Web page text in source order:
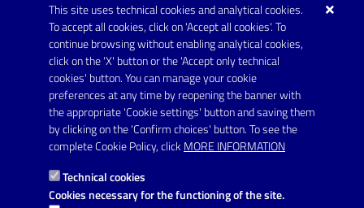
This site uses technical cookies and analytical cookies.
To accept all cookies, click on 'Accept all cookies'. To
continue browsing without enabling analytical cookies,
click on the 'X' button or the 'Accept only technical
cookies' button. You can manage your cookie
preferences at any time by reopening the banner with
the appropriate 'Cookie settings' button and saving them
by clicking on the 'Confirm choices' button. To see the
complete Cookie Policy, click MORE INFORMATION
Technical cookies
Cookies necessary for the functioning of the site.
Posta Elettronica Certificata:
protocollo.comunecarmiano@pec.rupar.puglia.it
URP - Ufficio Relazioni con il Pubblico
Link utili
Informativa privacy
Dichiarazione di accessibilità